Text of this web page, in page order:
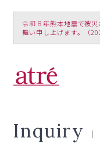
令和８年熊本地震で被
舞い申し上げます。（
Inquiry